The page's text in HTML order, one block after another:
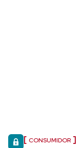
CONSUMIDOR